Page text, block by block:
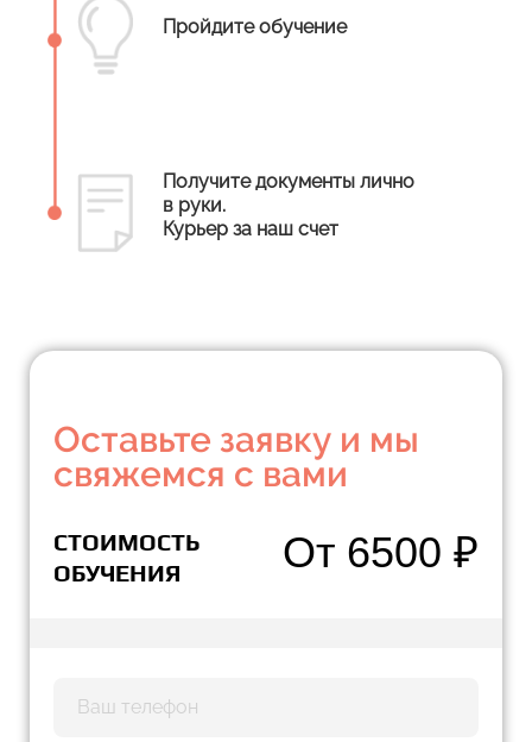
Пройдите обучение
Получите документы лично
в руки.
Курьер за наш счет
Оставьте заявку и мы
свяжемся с вами
СТОИМОСТЬ
ОБУЧЕНИЯ
От 6500 ₽